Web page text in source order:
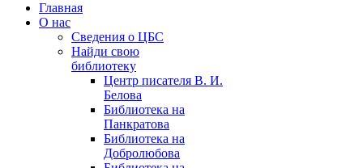
Главная
О нас
Сведения о ЦБС
Найди свою
библиотеку
Центр писателя В. И.
Белова
Библиотека на
Панкратова
Библиотека на
Добролюбова